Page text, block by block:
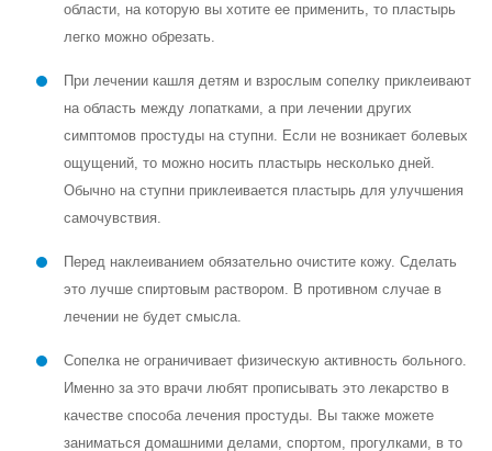
области, на которую вы хотите ее применить, то пластырь
легко можно обрезать.
При лечении кашля детям и взрослым сопелку приклеивают
на область между лопатками, а при лечении других
симптомов простуды на ступни. Если не возникает болевых
ощущений, то можно носить пластырь несколько дней.
Обычно на ступни приклеивается пластырь для улучшения
самочувствия.
Перед наклеиванием обязательно очистите кожу. Сделать
это лучше спиртовым раствором. В противном случае в
лечении не будет смысла.
Сопелка не ограничивает физическую активность больного.
Именно за это врачи любят прописывать это лекарство в
качестве способа лечения простуды. Вы также можете
заниматься домашними делами, спортом, прогулками, в то